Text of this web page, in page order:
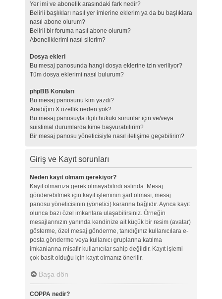
Yer imi ve abonelik arasındaki fark nedir?
Belirli başlıkları nasıl yer imlerine eklerim ya da bu başlıklara
nasıl abone olurum?
Belirli bir foruma nasıl abone olurum?
Aboneliklerimi nasıl silerim?
Dosya ekleri
Bu mesaj panosunda hangi dosya eklerine izin veriliyor?
Tüm dosya eklerimi nasıl bulurum?
phpBB Konuları
Bu mesaj panosunu kim yazdı?
Aradığım X özellik neden yok?
Bu mesaj panosuyla ilgili hukuki sorunlar için ve/veya
suistimal durumlarda kime başvurabilirim?
Bir mesaj panosu yöneticisiyle nasıl iletişime geçebilirim?
Giriş ve Kayıt sorunları
Neden kayıt olmam gerekiyor?
Kayıt olmanıza gerek olmayabilirdi aslında. Mesaj
gönderebilmek için kayıt işleminin şart olması, mesaj
panosu yöneticisinin (yönetici) kararına bağlıdır. Ayrıca kayıt
olunca bazı özel imkanlara ulaşabilirsiniz. Örneğin
mesajlarınızın yanında kendinize ait küçük bir resim (avatar)
gösterme, özel mesaj gönderme, tanıdığınız kullanıcılara e-
posta gönderme veya kullanıcı gruplarına katılma
imkanlarına misafir kullanıcılar sahip değildir. Kayıt işlemi
çok basit olduğu için kayıt olmanız önerilir.
Başa dön
COPPA nedir?